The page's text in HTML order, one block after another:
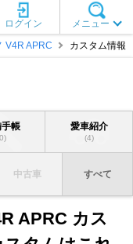
メニュー
ログイン
V4R APRC カスタム情報
帳 愛車紹介
(4)
中古車 すべて
APRC カス